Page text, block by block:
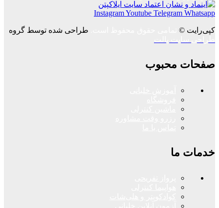
InstagramYoutube Telegram Whatsapp
کپی‌رایت ©
طراحی شده توسط گروه
صفحات محبوب
خدمات ما